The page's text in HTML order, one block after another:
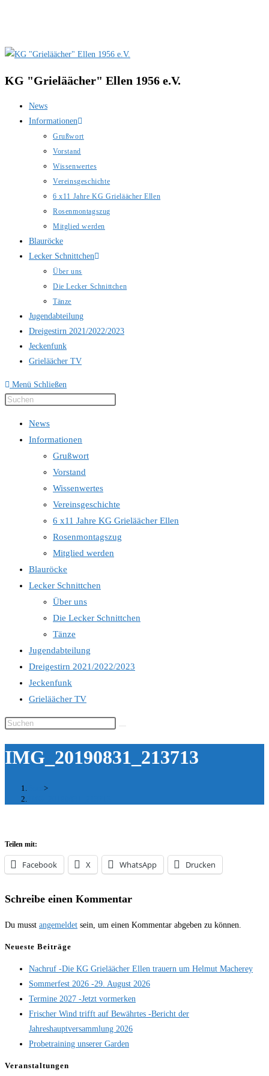
springen
KG "Grieläächer" Ellen 1956 e.V.
News
Informationen
Grußwort
Vorstand
Wissenwertes
Vereinsgeschichte
6 x11 Jahre KG Grieläächer Ellen
Rosenmontagszug
Mitglied werden
Blauröcke
Lecker Schnittchen
Über uns
Die Lecker Schnittchen
Tänze
Jugendabteilung
Dreigestirn 2021/2022/2023
Jeckenfunk
Grieläächer TV
Menü Schließen
News
Informationen
Grußwort
Vorstand
Wissenwertes
Vereinsgeschichte
6 x11 Jahre KG Grieläächer Ellen
Rosenmontagszug
Mitglied werden
Blauröcke
Lecker Schnittchen
Über uns
Die Lecker Schnittchen
Tänze
Jugendabteilung
Dreigestirn 2021/2022/2023
Jeckenfunk
Grieläächer TV
Diese
durchsuchen
IMG_20190831_213713
>
Teilen mit:
Facebook X WhatsApp Drucken
Schreibe einen Kommentar
Du musst angemeldet sein, um einen Kommentar abgeben zu können.
Neueste Beiträge
Nachruf -Die KG Grieläächer Ellen trauern um Helmut Macherey
Sommerfest 2026 -29. August 2026
Termine 2027 -Jetzt vormerken
Frischer Wind trifft auf Bewährtes -Bericht der
Jahreshauptversammlung 2026
Probetraining unserer Garden
Veranstaltungen